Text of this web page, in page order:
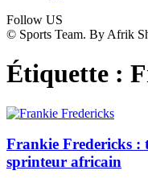
Follow US
© Sports Team. By Afrik
Étiquette :
Frankie Fredericks :
sprinteur africain